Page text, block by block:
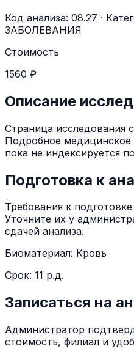
Код анализа: 08.27 ·
ЗАБОЛЕВАНИЯ
Стоимость
1560 ₽
Описание
Страница исследования
Подробное медицинское
пока не индексируется
Подготовка к
Требования к
Уточните их у
сдачей анализа.
Биоматериал: Кровь
Срок: 11 р.д.
Записаться на
Администратор
стоимость, филиал и